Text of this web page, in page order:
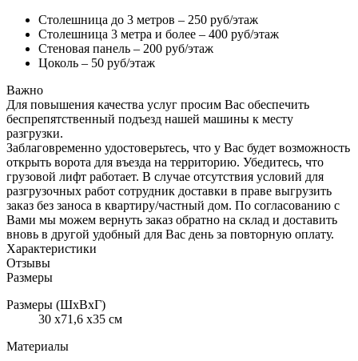
Столешница до 3 метров – 250 руб/этаж
Столешница 3 метра и более – 400 руб/этаж
Стеновая панель – 200 руб/этаж
Цоколь – 50 руб/этаж
Важно
Для повышения качества услуг просим Вас обеспечить
беспрепятственный подъезд нашей машины к месту
разгрузки.
Заблаговременно удостоверьтесь, что у Вас будет возможность
открыть ворота для въезда на территорию. Убедитесь, что
грузовой лифт работает. В случае отсутствия условий для
разгрузочных работ сотрудник доставки в праве выгрузить
заказ без заноса в квартиру/частный дом. По согласованию с
Вами мы можем вернуть заказ обратно на склад и доставить
вновь в другой удобный для Вас день за повторную оплату.
Характеристики
Отзывы
Размеры
Размеры (ШхВхГ)
30 x71,6 x35 см
Материалы